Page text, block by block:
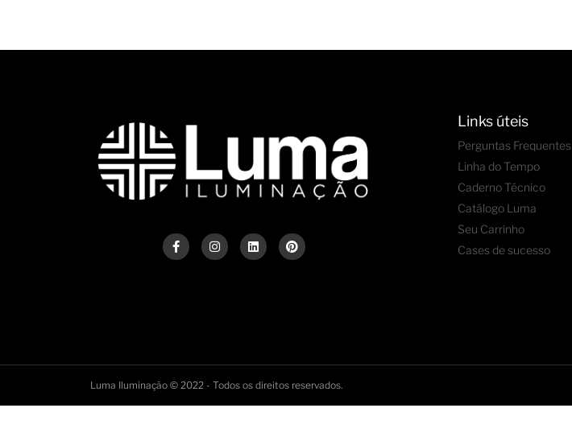
Links úteis
Perguntas Frequentes
Linha do Tempo
Caderno Técnico
Catálogo Luma
Seu Carrinho
Cases de sucesso
Luma Iluminação © 2022 - Todos os direitos reservados.